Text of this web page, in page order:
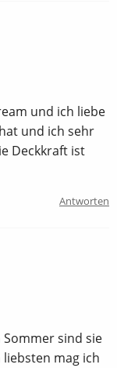
und ich liebe
und ich sehr
Deckkraft ist
Antworten
Sommer sind sie
mag ich